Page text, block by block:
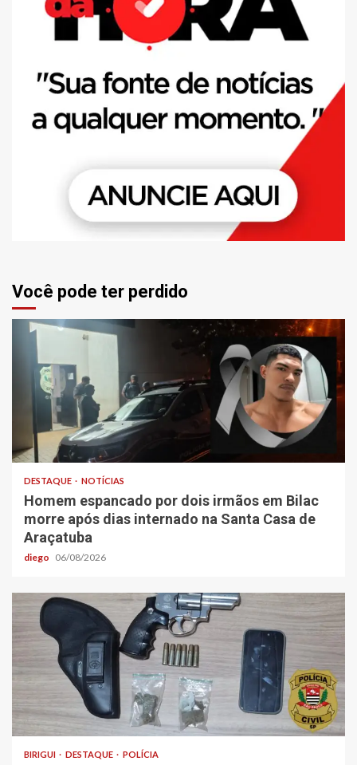
Você pode ter perdido
DESTAQUE NOTÍCIAS
Homem espancado por dois irmãos em Bilac
morre após dias internado na Santa Casa de
Araçatuba
diego 06/08/2026
BIRIGUI DESTAQUE POLÍCIA